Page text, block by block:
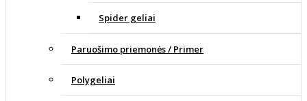
Spider geliai
Paruošimo priemonės / Primer
Polygeliai